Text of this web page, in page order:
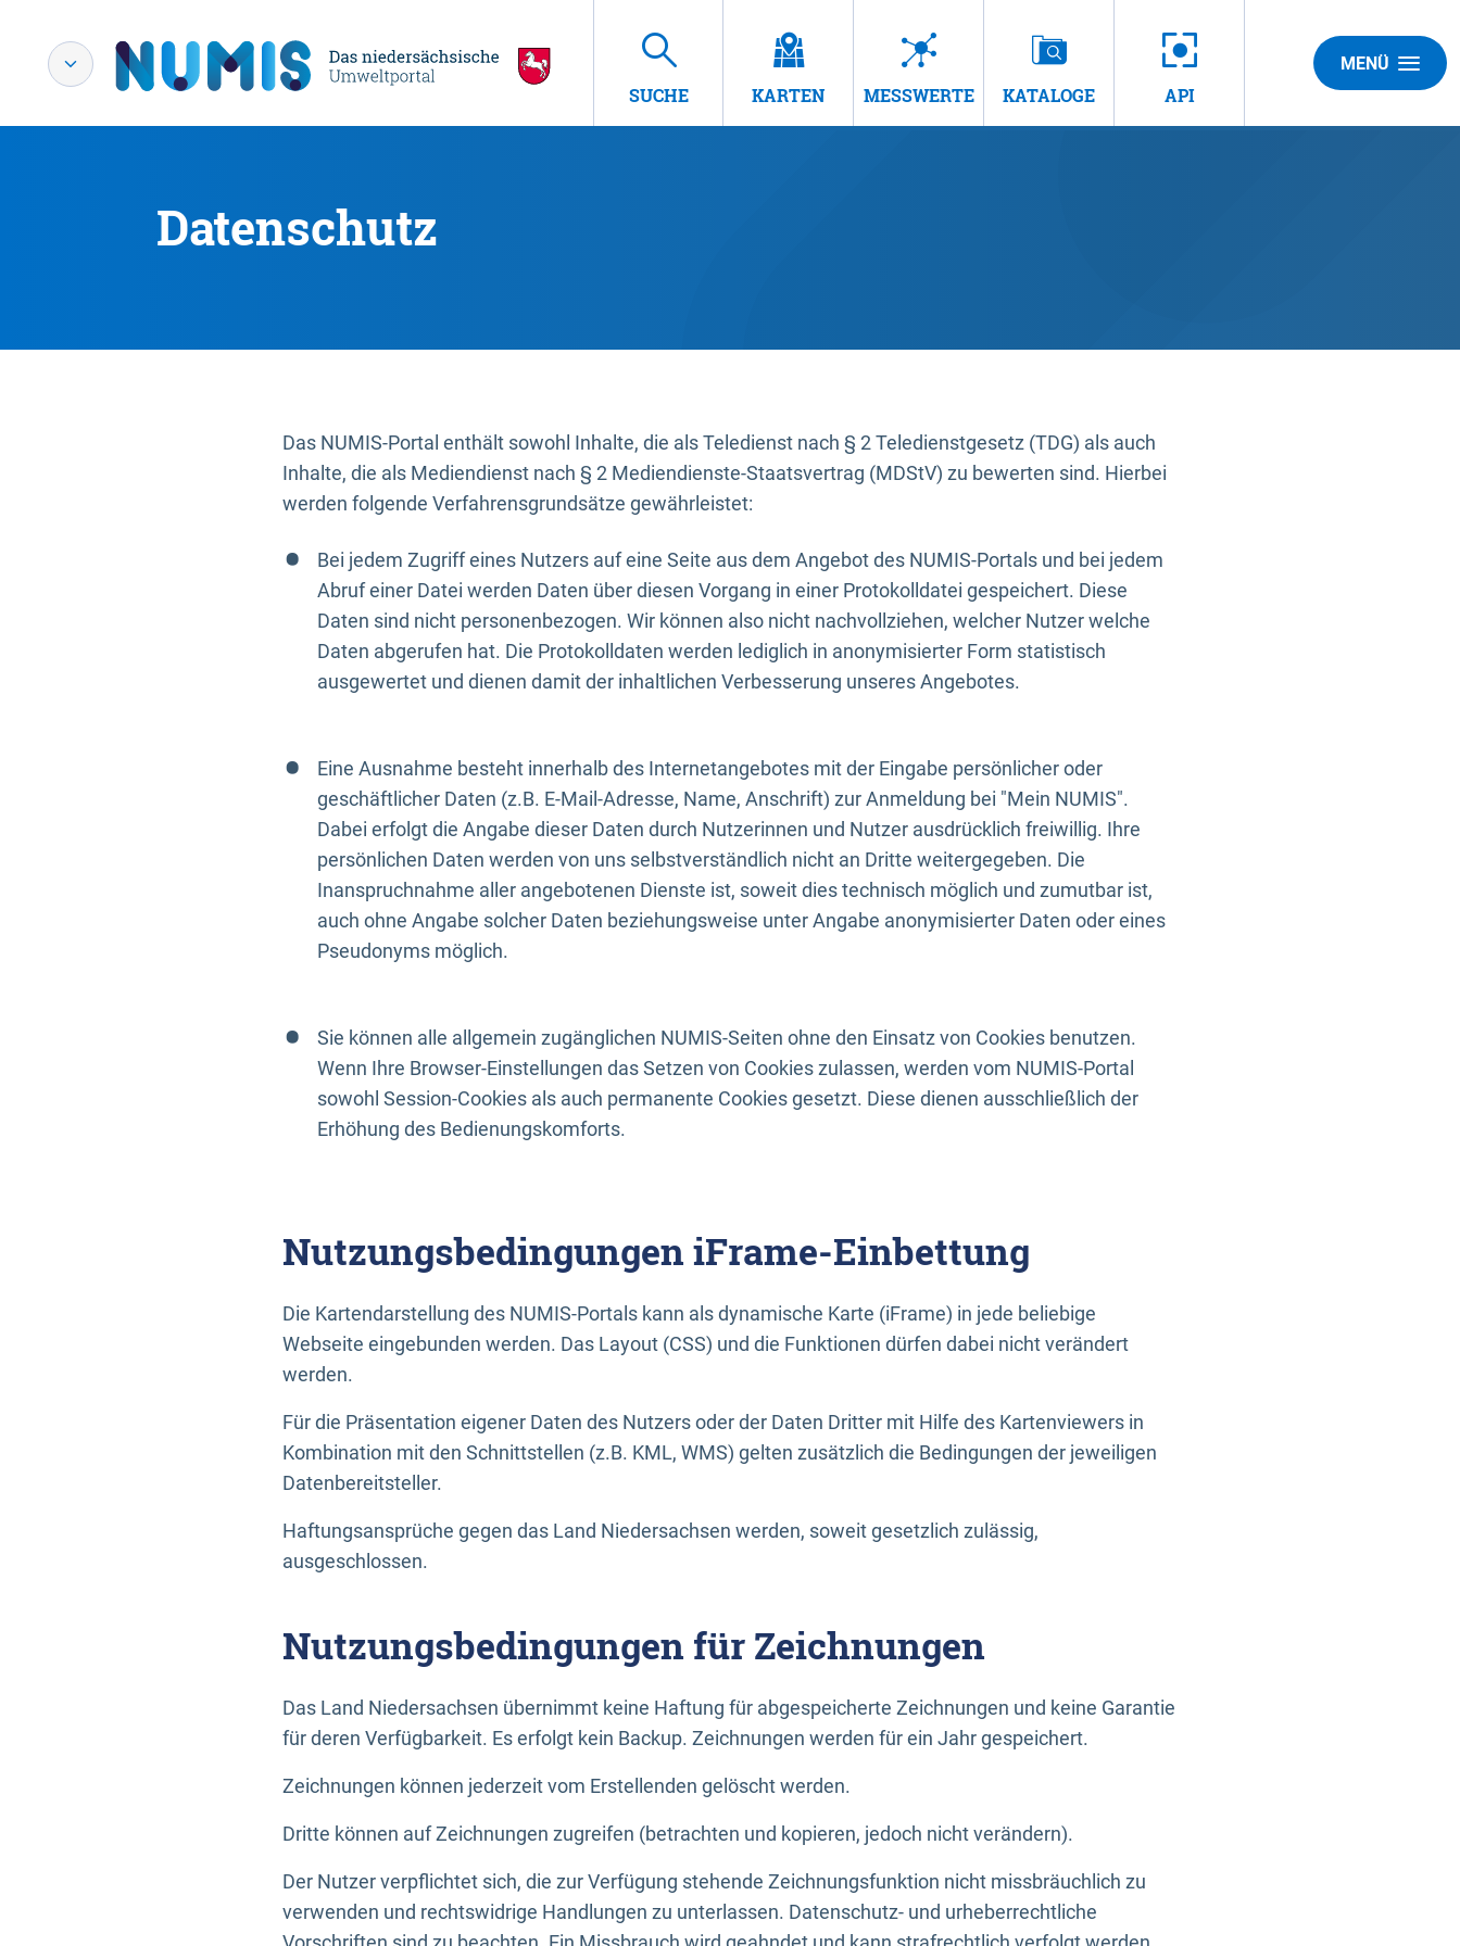
SUCHE KARTEN MESSWERTE KATALOGE API
MENÜ
Datenschutz
Das NUMIS-Portal enthält sowohl Inhalte, die als Teledienst nach § 2 Teledienstgesetz (TDG) als auch
Inhalte, die als Mediendienst nach § 2 Mediendienste-Staatsvertrag (MDStV) zu bewerten sind. Hierbei
werden folgende Verfahrensgrundsätze gewährleistet:
Bei jedem Zugriff eines Nutzers auf eine Seite aus dem Angebot des NUMIS-Portals und bei jedem
Abruf einer Datei werden Daten über diesen Vorgang in einer Protokolldatei gespeichert. Diese
Daten sind nicht personenbezogen. Wir können also nicht nachvollziehen, welcher Nutzer welche
Daten abgerufen hat. Die Protokolldaten werden lediglich in anonymisierter Form statistisch
ausgewertet und dienen damit der inhaltlichen Verbesserung unseres Angebotes.
Eine Ausnahme besteht innerhalb des Internetangebotes mit der Eingabe persönlicher oder
geschäftlicher Daten (z.B. E-Mail-Adresse, Name, Anschrift) zur Anmeldung bei "Mein NUMIS".
Dabei erfolgt die Angabe dieser Daten durch Nutzerinnen und Nutzer ausdrücklich freiwillig. Ihre
persönlichen Daten werden von uns selbstverständlich nicht an Dritte weitergegeben. Die
Inanspruchnahme aller angebotenen Dienste ist, soweit dies technisch möglich und zumutbar ist,
auch ohne Angabe solcher Daten beziehungsweise unter Angabe anonymisierter Daten oder eines
Pseudonyms möglich.
Sie können alle allgemein zugänglichen NUMIS-Seiten ohne den Einsatz von Cookies benutzen.
Wenn Ihre Browser-Einstellungen das Setzen von Cookies zulassen, werden vom NUMIS-Portal
sowohl Session-Cookies als auch permanente Cookies gesetzt. Diese dienen ausschließlich der
Erhöhung des Bedienungskomforts.
Nutzungsbedingungen iFrame-Einbettung
Die Kartendarstellung des NUMIS-Portals kann als dynamische Karte (iFrame) in jede beliebige
Webseite eingebunden werden. Das Layout (CSS) und die Funktionen dürfen dabei nicht verändert
werden.
Für die Präsentation eigener Daten des Nutzers oder der Daten Dritter mit Hilfe des Kartenviewers in
Kombination mit den Schnittstellen (z.B. KML, WMS) gelten zusätzlich die Bedingungen der jeweiligen
Datenbereitsteller.
Haftungsansprüche gegen das Land Niedersachsen werden, soweit gesetzlich zulässig,
ausgeschlossen.
Nutzungsbedingungen für Zeichnungen
Das Land Niedersachsen übernimmt keine Haftung für abgespeicherte Zeichnungen und keine Garantie
für deren Verfügbarkeit. Es erfolgt kein Backup. Zeichnungen werden für ein Jahr gespeichert.
Zeichnungen können jederzeit vom Erstellenden gelöscht werden.
Dritte können auf Zeichnungen zugreifen (betrachten und kopieren, jedoch nicht verändern).
Der Nutzer verpflichtet sich, die zur Verfügung stehende Zeichnungsfunktion nicht missbräuchlich zu
verwenden und rechtswidrige Handlungen zu unterlassen. Datenschutz- und urheberrechtliche